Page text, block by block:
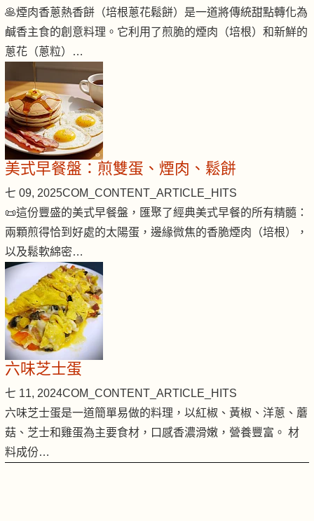
🥞煙肉香蔥熱香餅（培根蔥花鬆餅）是一道將傳統甜點轉化為
鹹香主食的創意料理。它利用了煎脆的煙肉（培根）和新鮮的
蔥花（蔥粒）…
美式早餐盤：煎雙蛋、煙肉、鬆餅
七 09, 2025COM_CONTENT_ARTICLE_HITS
📜這份豐盛的美式早餐盤，匯聚了經典美式早餐的所有精髓：
兩顆煎得恰到好處的太陽蛋，邊緣微焦的香脆煙肉（培根），
以及鬆軟綿密…
六味芝士蛋
七 11, 2024COM_CONTENT_ARTICLE_HITS
六味芝士蛋是一道簡單易做的料理，以紅椒、黃椒、洋蔥、蘑
菇、芝士和雞蛋為主要食材，口感香濃滑嫩，營養豐富。 材
料成份…